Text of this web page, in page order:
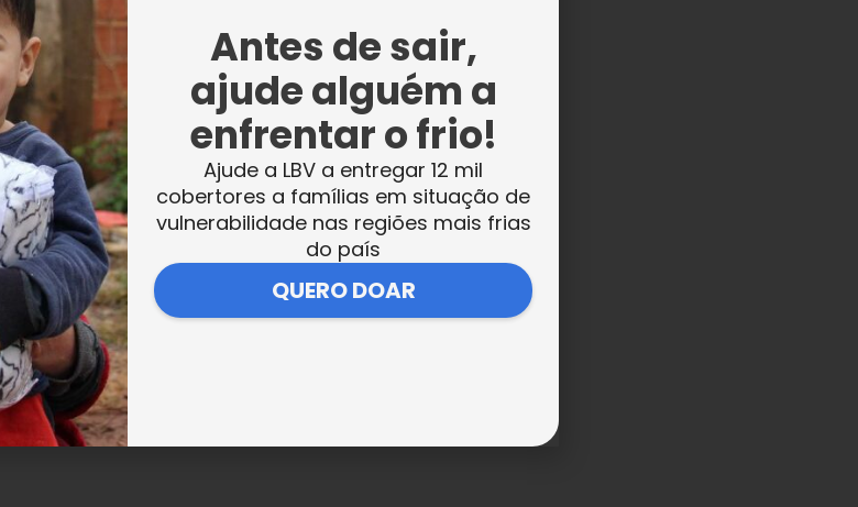
benefícios.
da ENEL (Companhia
diminuem o uso da energia e
mulheres aos cuidados com o
a LBV e a rede Socio
resultados como este encontro
familiar, consumo
proporcionar a troca de
, destacou a assistente social
Antes de sair,
ajude alguém a
enfrentar o frio!
Ajude a LBV a entregar 12 mil
cobertores a famílias em situação de
vulnerabilidade nas regiões mais frias
do país
QUERO DOAR